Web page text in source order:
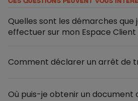
Quelles sont les démarches que
effectuer sur mon Espace Client
Comment déclarer un arrêt de
Où puis-je obtenir un document